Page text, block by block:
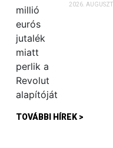
2026.
TOVÁBBI HÍREK >